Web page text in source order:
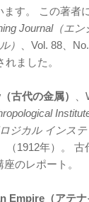
す。 この著者
Journal（エ
）
、Vol. 88、
ました。
古代の金属）
ジカル インステ
（1912年）。
のレポート。
（アテナ